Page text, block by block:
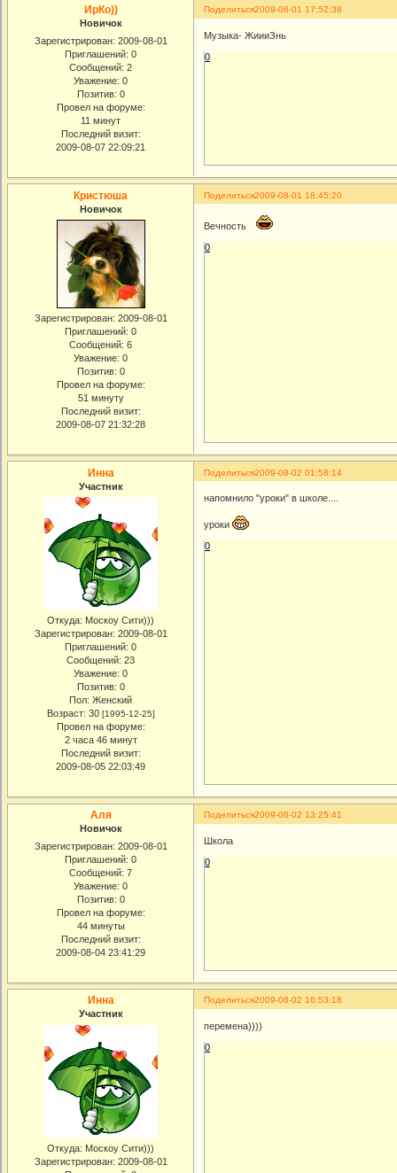
Поделиться2009-08-01 17:52:38
ИрКо))
Новичок
Зарегистрирован: 2009-08-01
Приглашений: 0
Сообщений: 2
Уважение: 0
Позитив: 0
Провел на форуме:
11 минут
Последний визит:
2009-08-07 22:09:21
Музыка- ЖиииЗнь
0
Поделиться2009-08-01 18:45:20
Кристюша
Новичок
Зарегистрирован: 2009-08-01
Приглашений: 0
Сообщений: 6
Уважение: 0
Позитив: 0
Провел на форуме:
51 минуту
Последний визит:
2009-08-07 21:32:28
Вечность
0
Поделиться2009-08-02 01:58:14
Инна
Участник
Откуда: Москоу Сити)))
Зарегистрирован: 2009-08-01
Приглашений: 0
Сообщений: 23
Уважение: 0
Позитив: 0
Пол: Женский
Возраст: 30 [1995-12-25]
Провел на форуме:
2 часа 46 минут
Последний визит:
2009-08-05 22:03:49
напомнило "уроки" в школе....
уроки
0
Поделиться2009-08-02 13:25:41
Аля
Новичок
Зарегистрирован: 2009-08-01
Приглашений: 0
Сообщений: 7
Уважение: 0
Позитив: 0
Провел на форуме:
44 минуты
Последний визит:
2009-08-04 23:41:29
Школа
0
Поделиться2009-08-02 16:53:18
Инна
Участник
Откуда: Москоу Сити)))
Зарегистрирован: 2009-08-01
перемена))))
0